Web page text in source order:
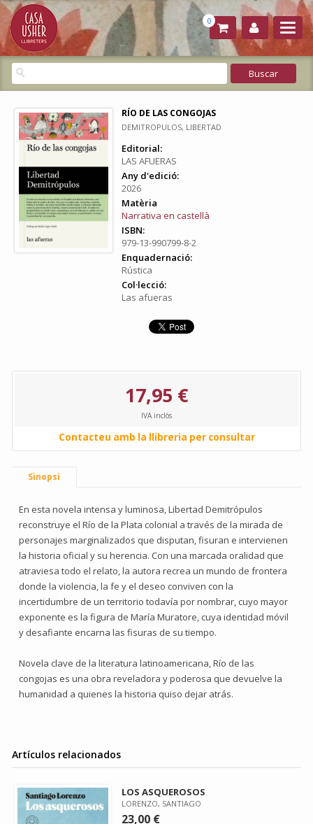
0
RÍO DE LAS CONGOJAS
DEMITROPULOS, LIBERTAD
Editorial:
LAS AFUERAS
Any d'edició:
2026
Matèria
Narrativa en castellà
ISBN:
979-13-990799-8-2
Enquadernació:
Rústica
Col·lecció:
Las afueras
17,95 €
IVA inclòs
Contacteu amb la llibreria per consultar
Sinopsi
En esta novela intensa y luminosa, Libertad Demitrópulos
reconstruye el Río de la Plata colonial a través de la mirada de
personajes marginalizados que disputan, fisuran e intervienen
la historia oficial y su herencia. Con una marcada oralidad que
atraviesa todo el relato, la autora recrea un mundo de frontera
donde la violencia, la fe y el deseo conviven con la
incertidumbre de un territorio todavía por nombrar, cuyo mayor
exponente es la figura de María Muratore, cuya identidad móvil
y desafiante encarna las fisuras de su tiempo.
Novela clave de la literatura latinoamericana, Río de las
congojas es una obra reveladora y poderosa que devuelve la
humanidad a quienes la historia quiso dejar atrás.
Artículos relacionados
LOS ASQUEROSOS
LORENZO, SANTIAGO
23,00 €